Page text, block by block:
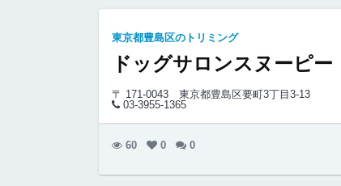
東京都豊島区のトリミング
ドッグサロンスヌーピー
〒 171-0043
東京都豊島区要町3丁目3-13
03-3955-1365
60 0 0